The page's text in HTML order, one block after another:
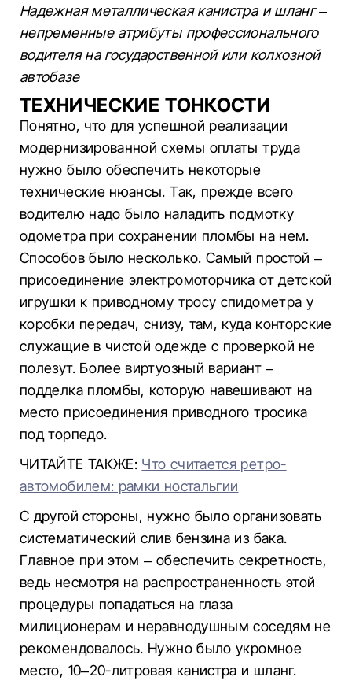
Надежная металлическая канистра и шланг –
непременные атрибуты профессионального
водителя на государственной или колхозной
автобазе
ТЕХНИЧЕСКИЕ ТОНКОСТИ
Понятно, что для успешной реализации
модернизированной схемы оплаты труда
нужно было обеспечить некоторые
технические нюансы. Так, прежде всего
водителю надо было наладить подмотку
одометра при сохранении пломбы на нем.
Способов было несколько. Самый простой –
присоединение электромоторчика от детской
игрушки к приводному тросу спидометра у
коробки передач, снизу, там, куда конторские
служащие в чистой одежде с проверкой не
полезут. Более виртуозный вариант –
подделка пломбы, которую навешивают на
место присоединения приводного тросика
под торпедо.
ЧИТАЙТЕ ТАКЖЕ: Что считается ретро-
автомобилем: рамки ностальгии
С другой стороны, нужно было организовать
систематический слив бензина из бака.
Главное при этом – обеспечить секретность,
ведь несмотря на распространенность этой
процедуры попадаться на глаза
милиционерам и неравнодушным соседям не
рекомендовалось. Нужно было укромное
место, 10–20-литровая канистра и шланг.